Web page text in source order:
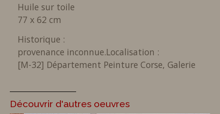
Huile sur toile
77 x 62 cm
Historique :
provenance inconnue.Localisation :
[M-32] Département Peinture Corse, Galerie
Découvrir d'autres oeuvres